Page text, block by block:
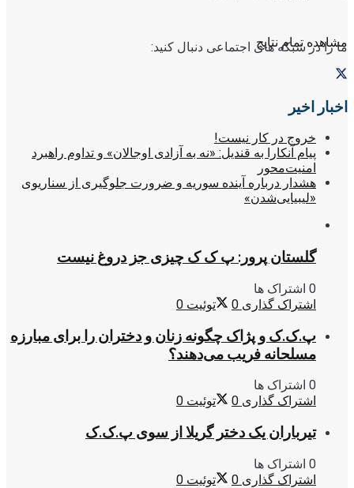
مشاهده تمام نتایج
ما را در شبکه های اجتماعی دنبال کنید:
اخبار اخیر
خروج در کار نیست!
پیام آنکارا به قندیل: «نه به آزادی اوجالان» و تداوم راهبرد
امنیت‌محور
هشدار درباره آینده سوریه و ضرورت جلوگیری از سناریوی
«لیبیایی‌شدن»
گلستان پرور: پ ک ک چیزی جز دروغ نیست
0 اشتراک ها
اشتراک گذاری 0 توئیت 0
پ.ک.ک و پژاک چگونه زنان و دختران را برای مبارزه
مسلحانه فریب می‌دهند؟
0 اشتراک ها
اشتراک گذاری 0 توئیت 0
تیرباران یک دختر گریلا از سوی پ.ک.ک
0 اشتراک ها
اشتراک گذاری 0 توئیت 0